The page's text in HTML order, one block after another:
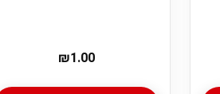
₪1.00